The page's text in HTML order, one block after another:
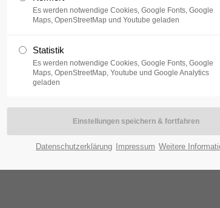
31. März 2018 Leinwandarbeiten von VALESKA
Es werden notwendige Cookies, Google Fonts, Google
Maps, OpenStreetMap und Youtube geladen
Statistik
Es werden notwendige Cookies, Google Fonts, Google
Maps, OpenStreetMap, Youtube und Google Analytics
geladen
Datenschutzerklärung Impressum Weitere